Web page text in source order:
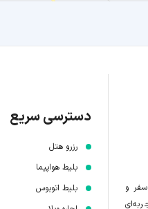
سفر و
دسترسی سریع
رزرو هتل
بلیط هواپیما
بلیط اتوبوس